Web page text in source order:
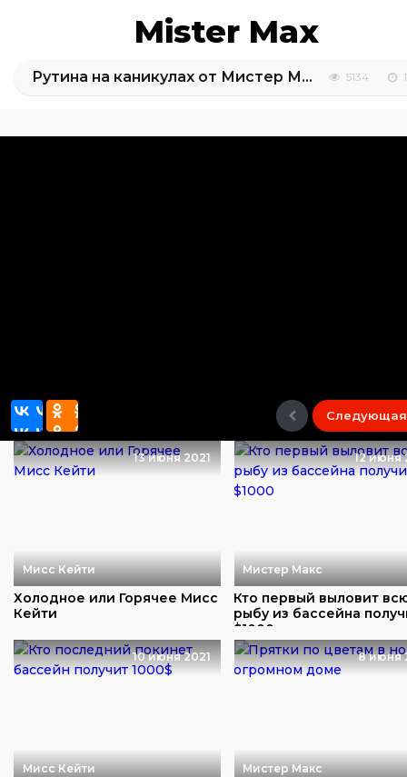
Mister Max
Рутина на каникулах от Мистер Макс 5134
Следующая
13 июня 2021
Мисс Кейти
Холодное или Горячее Мисс
Кейти
12 июня
Мистер Макс
Кто первый выловит
рыбу из бассейна
$1000
10 июня 2021
Мисс Кейти
8 июня
Мистер Макс